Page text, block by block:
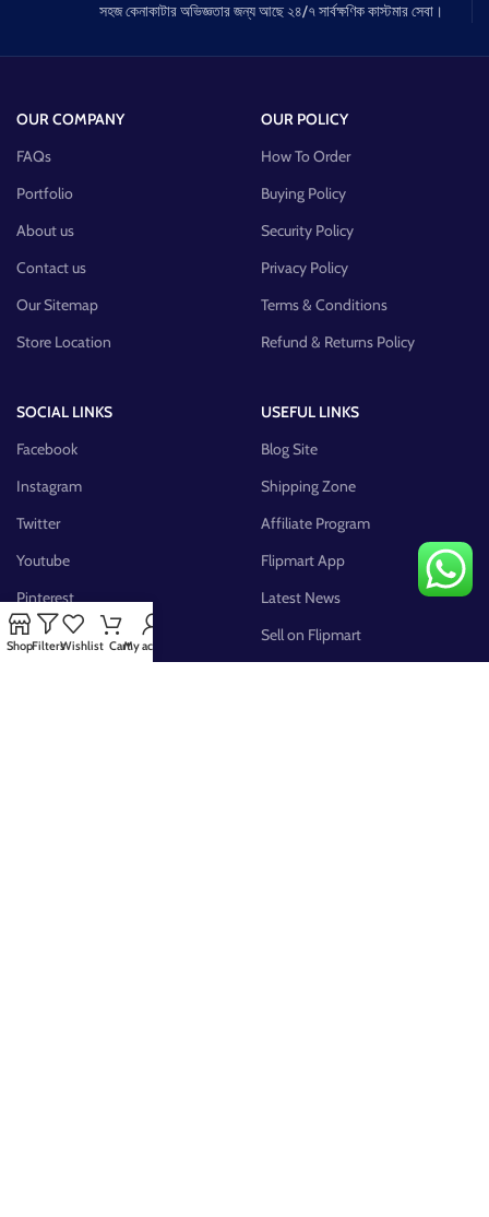
সহজ কেনাকাটার অভিজ্ঞতার জন্য আছে ২৪/৭ সার্বক্ষণিক কাস্টমার সেবা।
OUR COMPANY
FAQs
Portfolio
About us
Contact us
Our Sitemap
Store Location
OUR POLICY
How To Order
Buying Policy
Security Policy
Privacy Policy
Terms & Conditions
Refund & Returns Policy
SOCIAL LINKS
Facebook
Instagram
Twitter
Youtube
Pinterest
FB Group
USEFUL LINKS
Blog Site
Shipping Zone
Affiliate Program
Flipmart App
Latest News
Sell on Flipmart
ShopFiltersWishlist CartMy account